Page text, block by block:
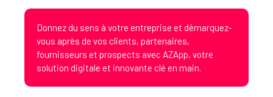
Donnez du sens à votre entreprise et démarquez-
vous après de vos clients, partenaires,
fournisseurs et prospects avec AZApp, votre
solution digitale et innovante clé en main.